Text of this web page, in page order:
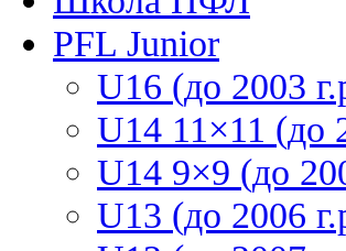
PFL Junior
U16 (до 2003
U14 11×11 (до
U14 9×9 (до
U13 (до 2006